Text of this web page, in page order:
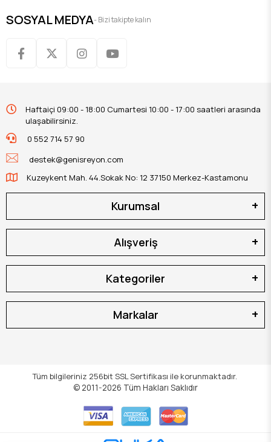
SOSYAL MEDYA- Bizi takipte kalın
Haftaiçi 09:00 - 18:00 Cumartesi 10:00 - 17:00 saatleri arasında
ulaşabilirsiniz.
0 552 714 57 90
destek@genisreyon.com
Kuzeykent Mah. 44.Sokak No: 12 37150 Merkez-Kastamonu
Kurumsal
Alışveriş
Kategoriler
Markalar
Tüm bilgileriniz 256bit SSL Sertifikası ile korunmaktadır.
© 2011-2026 Tüm Hakları Saklıdır